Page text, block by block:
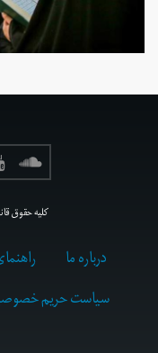
کلیه حقوق
درباره ما
سیاست حریم